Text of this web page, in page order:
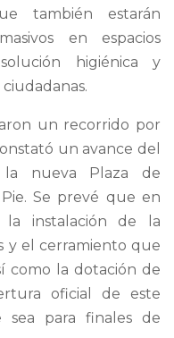
también estarán
en espacios
higiénica y
un recorrido por
un avance del
nueva Plaza de
Se prevé que en
la instalación de la
y el cerramiento que
como la dotación de
oficial de este
sea para finales de